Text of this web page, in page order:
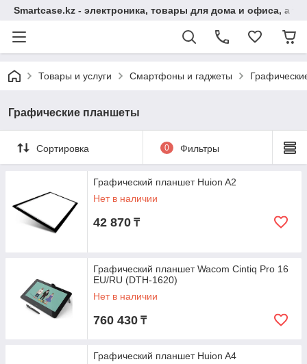
Smartcase.kz - электроника, товары для дома и офиса, а
Товары и услуги Смартфоны и гаджеты
Графические планшеты
Сортировка 0 Фильтры
Графический планшет Huion A2
Нет в наличии
42 870 ₸
Графический планшет Wacom Cintiq Pro 16
EU/RU (DTH-1620)
Нет в наличии
760 430 ₸
Графический планшет Huion A4